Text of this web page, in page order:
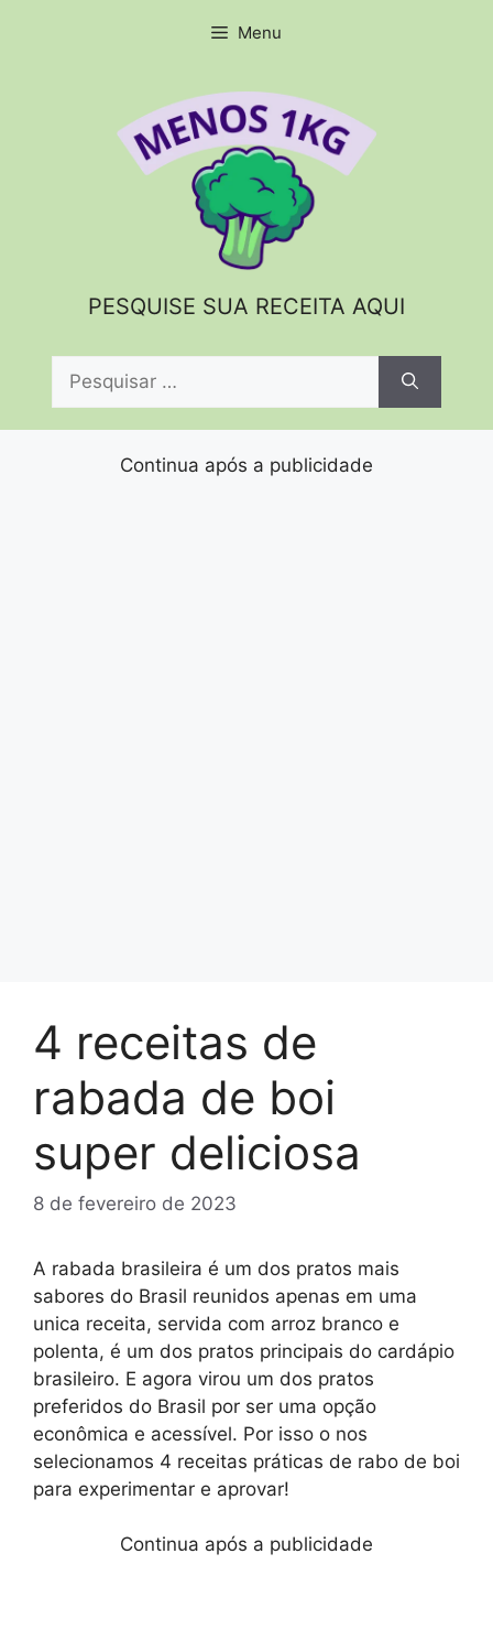
Menu
PESQUISE SUA RECEITA AQUI
Pesquisar
Continua após a publicidade
4 receitas de
rabada de boi
super deliciosa
8 de fevereiro de 2023
A rabada brasileira é um dos pratos mais
sabores do Brasil reunidos apenas em uma
unica receita, servida com arroz branco e
polenta, é um dos pratos principais do cardápio
brasileiro. E agora virou um dos pratos
preferidos do Brasil por ser uma opção
econômica e acessível. Por isso o nos
selecionamos 4 receitas práticas de rabo de boi
para experimentar e aprovar!
Continua após a publicidade